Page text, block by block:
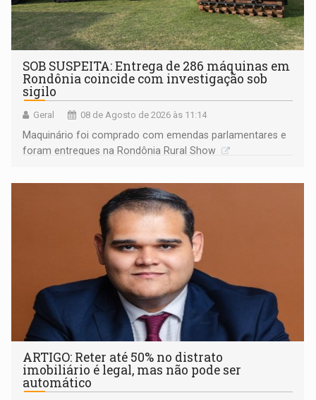
SOB SUSPEITA: Entrega de 286 máquinas em
Rondônia coincide com investigação sob
sigilo
Geral 08 de Agosto de 2026 às 11:14
Maquinário foi comprado com emendas parlamentares e
foram entregues na Rondônia Rural Show
ARTIGO: Reter até 50% no distrato
imobiliário é legal, mas não pode ser
automático